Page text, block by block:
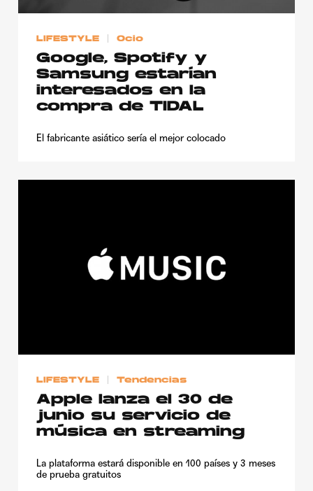
LIFESTYLE Ocio
Google, Spotify y
Samsung estarían
interesados en la
compra de TIDAL
El fabricante asiático sería el mejor colocado
LIFESTYLE Tendencias
Apple lanza el 30 de
junio su servicio de
música en streaming
La plataforma estará disponible en 100 países y 3 meses
de prueba gratuitos